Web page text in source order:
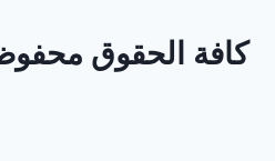
كافة الحقوق